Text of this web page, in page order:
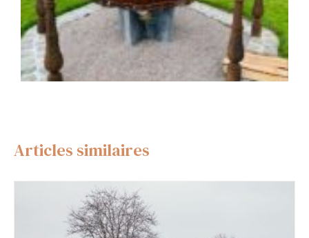
Articles similaires